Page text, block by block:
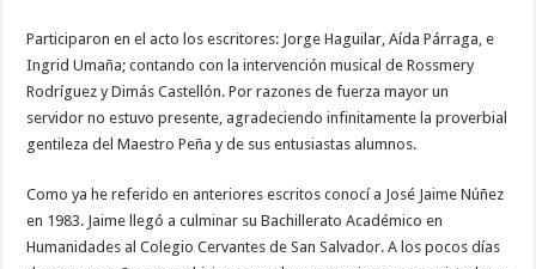
Participaron en el acto los escritores: Jorge Haguilar, Aída Párraga, e
Ingrid Umaña; contando con la intervención musical de Rossmery
Rodríguez y Dimás Castellón. Por razones de fuerza mayor un
servidor no estuvo presente, agradeciendo infinitamente la proverbial
gentileza del Maestro Peña y de sus entusiastas alumnos.
Como ya he referido en anteriores escritos conocí a José Jaime Núñez
en 1983. Jaime llegó a culminar su Bachillerato Académico en
Humanidades al Colegio Cervantes de San Salvador. A los pocos días